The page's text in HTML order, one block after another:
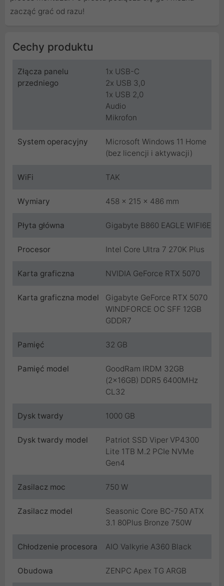
zacząć grać od razu!
Cechy produktu
Złącza panelu
przedniego
1x USB-C
2x USB 3,0
1x USB 2,0
Audio
Mikrofon
System operacyjny
Microsoft Windows 11 Home
(bez licencji i aktywacji)
WiFi TAK
Wymiary 458 x 215 x 486 mm
Płyta główna Gigabyte B860 EAGLE WIFI6E
Procesor Intel Core Ultra 7 270K Plus
Karta graficzna NVIDIA GeForce RTX 5070
Karta graficzna model
Gigabyte GeForce RTX 5070
WINDFORCE OC SFF 12GB
GDDR7
Pamięć 32 GB
Pamięć model
GoodRam IRDM 32GB
(2x16GB) DDR5 6400MHz
CL32
Dysk twardy 1000 GB
Dysk twardy model
Patriot SSD Viper VP4300
Lite 1TB M.2 PCIe NVMe
Gen4
Zasilacz moc 750 W
Zasilacz model
Seasonic Core BC-750 ATX
3.1 80Plus Bronze 750W
Chłodzenie procesora AIO Valkyrie A360 Black
Obudowa ZENPC Apex TG ARGB